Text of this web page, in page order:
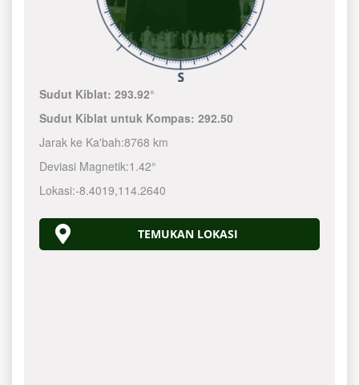
Sudut Kiblat:293.92°
Sudut Kiblat untuk Kompas:292.50
Jarak ke Ka'bah:8768 km
Deviasi Magnetik:1.42°
Lokasi:-8.4019,114.2640
TEMUKAN LOKASI